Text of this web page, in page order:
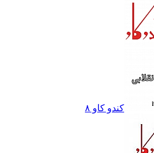
کندو کاو ٨